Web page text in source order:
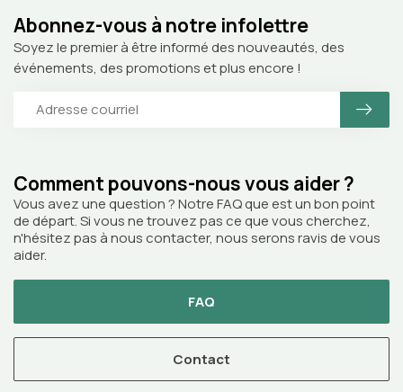
Comment pouvons-nous vous aider ?
Vous avez une question ? Notre FAQ que est un bon point
de départ. Si vous ne trouvez pas ce que vous cherchez,
n'hésitez pas à nous contacter, nous serons ravis de vous
aider.
FAQ
Contact
Abonnez-vous à notre infolettre
Soyez le premier à être informé des nouveautés, des
événements, des promotions et plus encore !